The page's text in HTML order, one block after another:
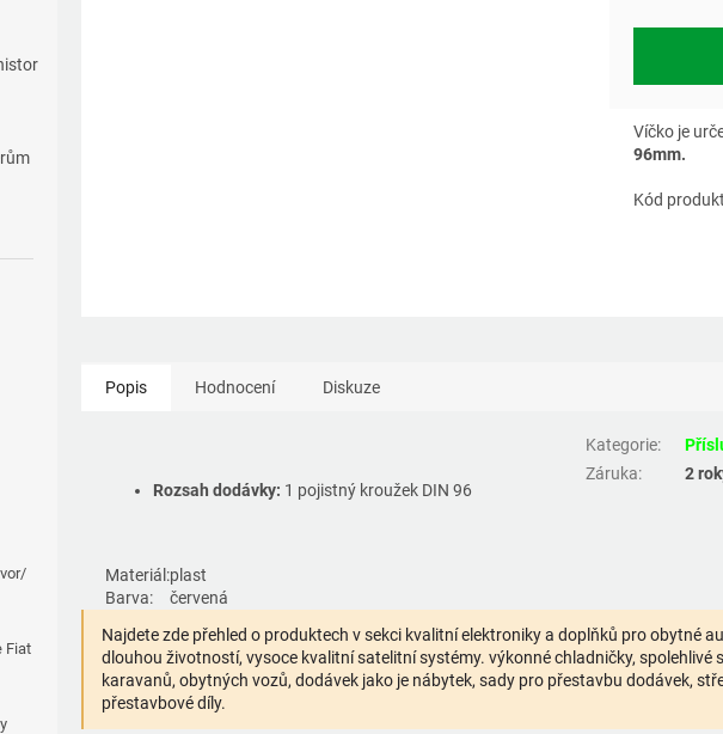
Fiat
Víčko je
96mm.
Kód
Popis Hodnocení Diskuze
Rozsah dodávky: 1 pojistný kroužek DIN 96
Materiál:plast
Barva:
červená
Kategorie:
Záruka: 2
Najdete zde přehled o produktech v sekci kvalitní elektroniky a doplňků pro obytné
dlouhou životností, vysoce kvalitní satelitní systémy. výkonné chladničky, spolehlivé
karavanů, obytných vozů, dodávek jako je nábytek, sady pro přestavbu dodávek,
přestavbové díly.